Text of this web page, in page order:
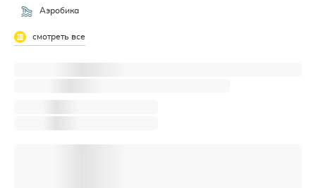
Аэробика
смотреть все